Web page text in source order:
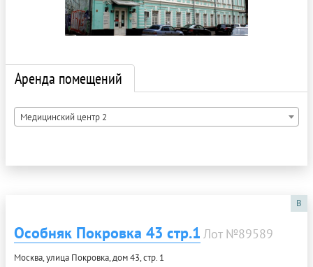
Аренда помещений
Медицинский центр 2
B
Особняк Покровка 43 стр.1 Лот №89589
Москва, улица Покровка, дом 43, стр. 1